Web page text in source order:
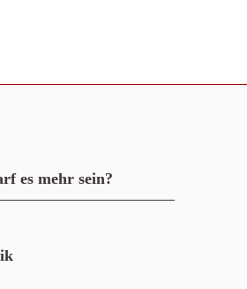
es mehr sein?